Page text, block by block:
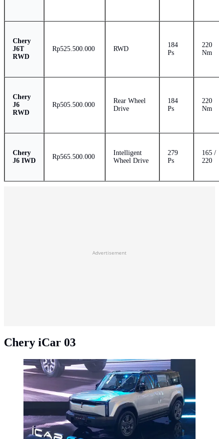
Chery
J6T
RWD
Rp525.500.000 RWD
184
Ps
220
Nm
Chery
J6
RWD
Rp505.500.000
Rear Wheel
Drive
184
Ps
220
Nm
Chery
J6 IWD
Rp565.500.000
Intelligent
Wheel Drive
279
Ps
165 /
220
Advertisement
Chery iCar 03